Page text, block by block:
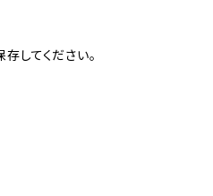
してください。